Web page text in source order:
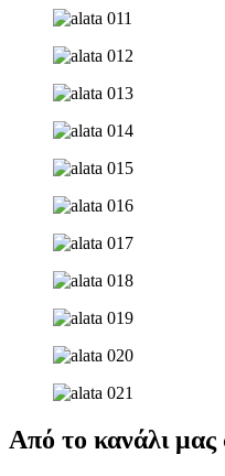
Από το κανάλι μας